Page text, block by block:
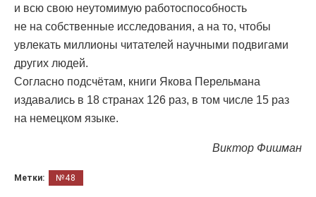
и всю свою неутомимую работоспособность
не на собственные исследования, а на то, чтобы
увлекать миллионы читателей научными подвигами
других людей.
Согласно подсчётам, книги Якова Перельмана
издавались в 18 странах 126 раз, в том числе 15 раз
на немецком языке.
Виктор Фишман
Метки: №48